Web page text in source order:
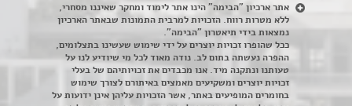
אתר ארכיון "הבימה" הינו אתר לימוד ומחקר שאיננו מסחרי,
ללא מטרות רווח. הזכויות למרבית התמונות שבאתר הארכיון
נמצאות בידי תיאטרון "הבימה".
ככל שהופרו זכויות יוצרים על ידי שימוש שעשינו בתצלומים,
ההפרה נעשתה בתום לב. נודה מאוד לכל מי שיודיע לנו על
טעותנו ונתקנה מיד. אנו מכבדים את זכויותיהם של בעלי
זכויות יוצרים ומשקיעים מאמצים באיתורם לצורך שימוש
בחומרים המופיעים באתר, אשר הזכויות עליהן אינן ידועות על